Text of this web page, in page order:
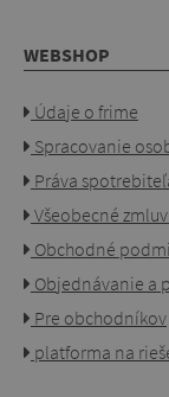
WEBSHOP
Údaje o frime
Spracovanie
Práva
Všeobecné
Obchodné
Objednávanie a
Pre obchodníkov
platforma na